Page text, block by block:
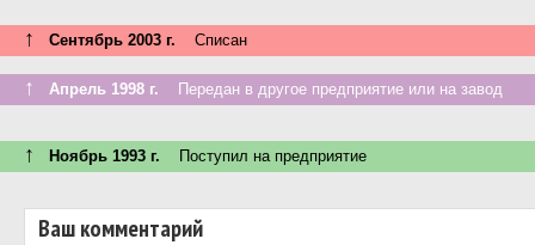
↑ Сентябрь 2003 г. Списан
↑ Апрель 1998 г. Передан в другое предприятие или на завод
↑ Ноябрь 1993 г. Поступил на предприятие
Ваш комментарий